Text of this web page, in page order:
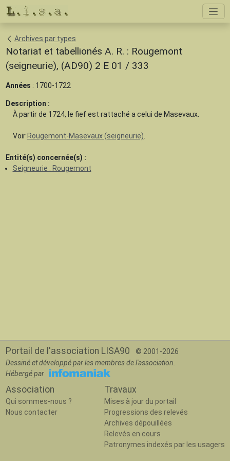
Archives par types
Notariat et tabellionés A. R. : Rougemont
(seigneurie), (AD90) 2 E 01 / 333
Années : 1700-1722
Description :
À partir de 1724, le fief est rattaché a celui de Masevaux.
Voir Rougemont-Masevaux (seigneurie)
Entité(s) concernée(s) :
Seigneurie : Rougemont
Portail de l'association LISA90
© 2001-2026
Dessiné et développé par les membres de l'association.
Hébergé par
Association
Qui sommes-nous ?
Nous contacter
Travaux
Mises à jour du portail
Progressions des relevés
Archives dépouillées
Relevés en cours
Patronymes indexés par les usagers